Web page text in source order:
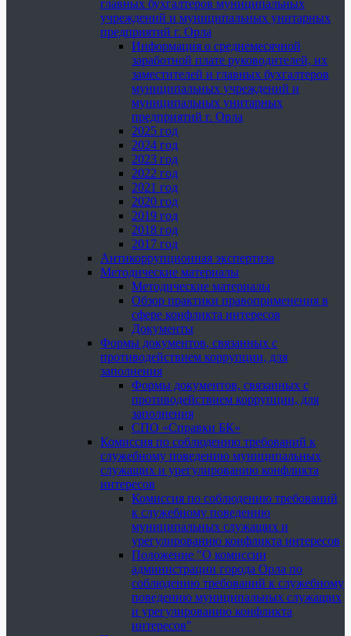
главных бухгалтеров муниципальных
учреждений и муниципальных унитарных
предприятий г. Орла
Информация о среднемесячной
заработной плате руководителей, их
заместителей и главных бухгалтеров
муниципальных учреждений и
муниципальных унитарных
предприятий г. Орла
2025 год
2024 год
2023 год
2022 год
2021 год
2020 год
2019 год
2018 год
2017 год
Антикоррупционная экспертиза
Методические материалы
Методические материалы
Обзор практики правоприменения в
сфере конфликта интересов
Документы
Формы документов, связанных с
противодействием коррупции, для
заполнения
Формы документов, связанных с
противодействием коррупции, для
заполнения
СПО «Справки БК»
Комиссия по соблюдению требований к
служебному поведению муниципальных
служащих и урегулированию конфликта
интересов
Комиссия по соблюдению требований
к служебному поведению
муниципальных служащих и
урегулированию конфликта интересов
Положение "О комиссии
администрации города Орла по
соблюдению требований к служебному
поведению муниципальных служащих
и урегулированию конфликта
интересов"